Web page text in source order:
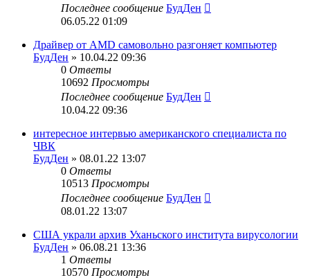
Последнее сообщение БудДен
06.05.22 01:09
Драйвер от AMD самовольно разгоняет компьютер
БудДен » 10.04.22 09:36
0 Ответы
10692 Просмотры
Последнее сообщение БудДен
10.04.22 09:36
интересное интервью американского специалиста по
ЧВК
БудДен » 08.01.22 13:07
0 Ответы
10513 Просмотры
Последнее сообщение БудДен
08.01.22 13:07
США украли архив Уханьского института вирусологии
БудДен » 06.08.21 13:36
1 Ответы
10570 Просмотры